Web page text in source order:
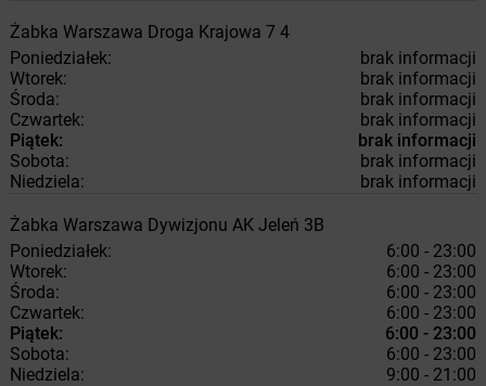
Żabka Warszawa Droga Krajowa 7 4
Poniedziałek:
brak informacji
Wtorek:
brak informacji
Środa:
brak informacji
Czwartek:
brak informacji
Piątek:
brak informacji
Sobota:
brak informacji
Niedziela:
brak informacji
Żabka Warszawa Dywizjonu AK Jeleń 3B
Poniedziałek:
6:00 - 23:00
Wtorek:
6:00 - 23:00
Środa:
6:00 - 23:00
Czwartek:
6:00 - 23:00
Piątek:
6:00 - 23:00
Sobota:
6:00 - 23:00
Niedziela:
9:00 - 21:00